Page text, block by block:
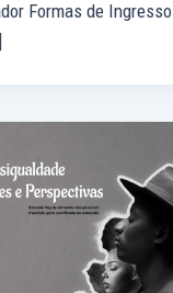
Formas de Ingresso